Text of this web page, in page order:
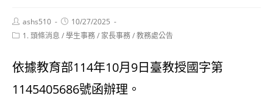
Post
author:
ashs510
Post
published:
10/27/2025
Post1. 頭條消息 /學生事務/ 家長事務/教務處公告
依據教育部114年10月9日臺教授國字第
1145405686號函辦理。